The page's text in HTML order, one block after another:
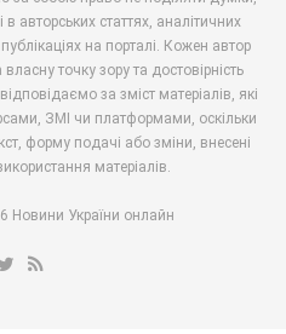
авторських статтях, аналітичних
на порталі. Кожен автор
точку зору та достовірність
за зміст матеріалів, які
ЗМІ чи платформами, оскільки
форму подачі або зміни, внесені
матеріалів.
Новини України онлайн